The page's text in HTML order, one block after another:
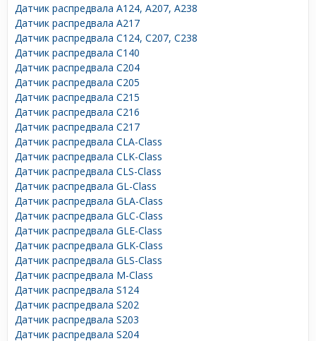
Датчик распредвала A124, A207, A238
Датчик распредвала A217
Датчик распредвала C124, C207, C238
Датчик распредвала C140
Датчик распредвала C204
Датчик распредвала C205
Датчик распредвала C215
Датчик распредвала C216
Датчик распредвала C217
Датчик распредвала CLA-Class
Датчик распредвала CLK-Class
Датчик распредвала CLS-Class
Датчик распредвала GL-Class
Датчик распредвала GLA-Class
Датчик распредвала GLC-Class
Датчик распредвала GLE-Class
Датчик распредвала GLK-Class
Датчик распредвала GLS-Class
Датчик распредвала M-Class
Датчик распредвала S124
Датчик распредвала S202
Датчик распредвала S203
Датчик распредвала S204